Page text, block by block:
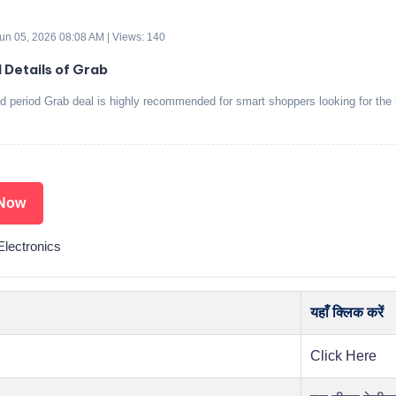
05, 2026 08:08 AM | Views: 140
Details of Grab
period Grab deal is highly recommended for smart shoppers looking for the
यहाँ क्लिक करें
Click Here